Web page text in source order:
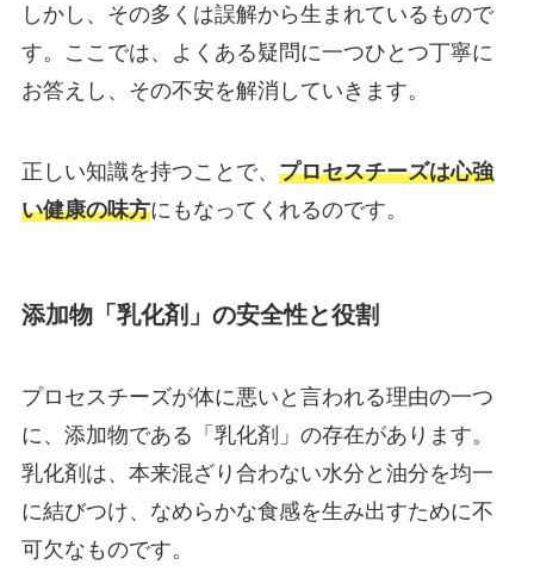
しかし、その多くは誤解から生まれているもので
す。ここでは、よくある疑問に一つひとつ丁寧に
お答えし、その不安を解消していきます。
正しい知識を持つことで、 プロセスチーズは心強
い健康の味方にもなってくれるのです。
添加物「乳化剤」の安全性と役割
プロセスチーズが体に悪いと言われる理由の一つ
に、添加物である「乳化剤」の存在があります。
乳化剤は、本来混ざり合わない水分と油分を均一
に結びつけ、なめらかな食感を生み出すために不
可欠なものです。